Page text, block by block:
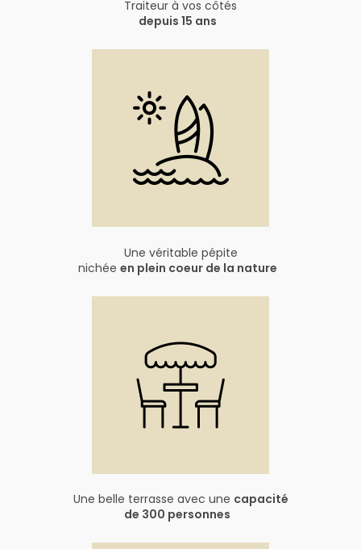
Traiteur à vos côtés
depuis 15 ans
Une véritable pépite
nichée en plein coeur de la nature
Une belle terrasse avec une capacité
de 300 personnes